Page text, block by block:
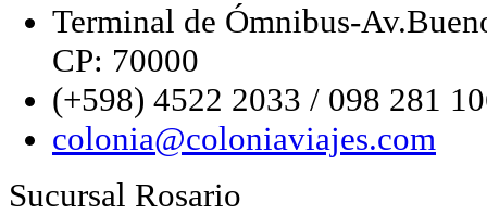
Terminal de Ómnibus-
CP: 70000
(+598) 4522 2033 / 098 281
colonia@coloniaviajes.com
Sucursal Rosario